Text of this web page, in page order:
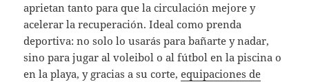
aprietan tanto para que la circulación mejore y
acelerar la recuperación. Ideal como prenda
deportiva: no solo lo usarás para bañarte y nadar,
sino para jugar al voleibol o al fútbol en la piscina o
en la playa, y gracias a su corte,equipaciones de